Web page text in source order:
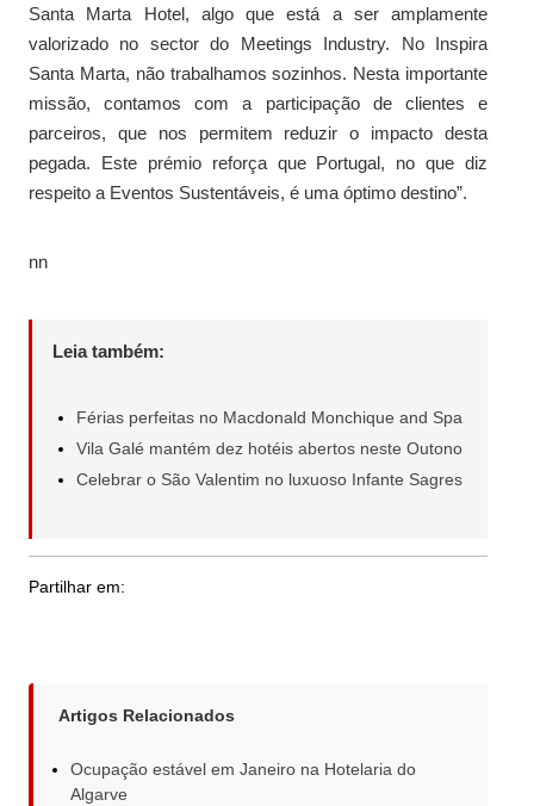
Santa Marta Hotel, algo que está a ser amplamente
valorizado no sector do Meetings Industry. No Inspira
Santa Marta, não trabalhamos sozinhos. Nesta importante
missão, contamos com a participação de clientes e
parceiros, que nos permitem reduzir o impacto desta
pegada. Este prémio reforça que Portugal, no que diz
respeito a Eventos Sustentáveis, é uma óptimo destino”.
nn
Leia também:
Férias perfeitas no Macdonald Monchique and Spa
Vila Galé mantém dez hotéis abertos neste Outono
Celebrar o São Valentim no luxuoso Infante Sagres
Partilhar em:
Artigos Relacionados
Ocupação estável em Janeiro na Hotelaria do
Algarve